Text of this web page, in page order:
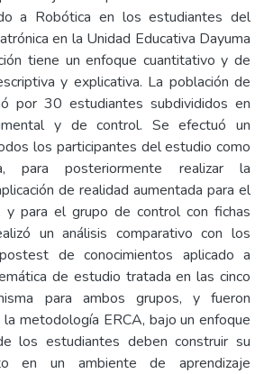
a Robótica en los estudiantes del
en la Unidad Educativa Dayuma
tiene un enfoque cuantitativo y de
y explicativa. La población de
por 30 estudiantes subdivididos en
y de control. Se efectuó un
los participantes del estudio como
para posteriormente realizar la
de realidad aumentada para el
y para el grupo de control con fichas
un análisis comparativo con los
de conocimientos aplicado a
de estudio tratada en las cinco
para ambos grupos, y fueron
metodología ERCA, bajo un enfoque
los estudiantes deben construir su
en un ambiente de aprendizaje